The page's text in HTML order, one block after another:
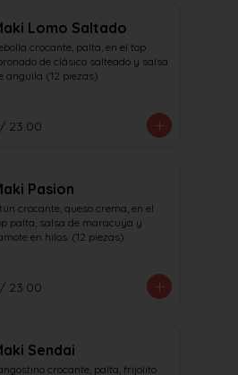
Lomo Saltado
crocante, palta, en el top
de clásico salteado y salsa
anguila (12 piezas)
23.00
Pasion
crocante, queso crema, en el
palta, salsa de maracuya y
en hilos. (12 piezas)
23.00
Sendai
crocante, palta, frijolito